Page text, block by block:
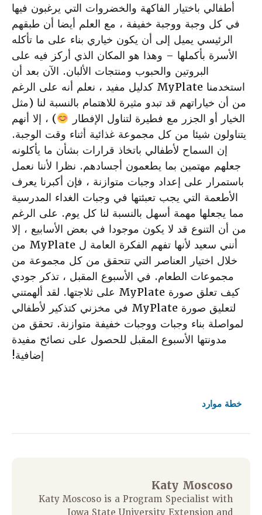
أطفالي باختيار الفاكهة والخضروات التي يرغبون فيها
في كل وجبة ووجبة خفيفة ، مع العلم أيضا أن طبقهم
الرئيسي يميل إلى أن يكون خياري بناء على ما تأكله
الأسرة بأكملها – وهذا هو المكان الذي أركز فيه على
البروتين والحبوب ومنتجات الألبان. الآن بعد أن
استخدمنا MyPlate كدليل مفيد ، نعلم أنه على الرغم
من أن خياراتهم قد تبدو مثيرة للاهتمام بالنسبة لنا (مثل
الخيار أو الجزر مع فطيرة لتناول الإفطار
) ، إلا أنهم
يتناولون شيئا من كل مجموعة غذائية أثناء وقت الوجبة.
إن السماح لأطفالي باتخاذ قرارات بشأن ما يأكلونه
جعلهم مهتمين بما يطعمون أجسادهم. نظرا لأننا نعمل
باستمرار على إعداد وجبات متوازنة ، فإن أكبرنا يعرف
الأطعمة التي يجب تعبئتها في وجبات الغداء المدرسية
مما يجعلها مهمة أسهل بالنسبة لنا كل يوم. على الرغم
من أن التنوع قد لا يكون موجودا في بعض الأسابيع ، إلا
أنني سعيد لأنها تفهم الفكرة العامة ل MyPlate من
خلال اختيار العناصر التي تتحقق من كل مجموعة من
مجموعات الطعام. في الأسبوع المقبل ، تذكر جودي
كيف تعلق صورة MyPlate على ثلاجتها. لقد ألهمتني
لتعليق صورة MyPlate في مخزني كتذكير لأطفالي
لمواصلة بناء وجبات ووجبات خفيفة متوازنة. تحقق من
مدونتها الأسبوع المقبل للحصول على نصائح مفيدة
إضافية!
خطة موارد
Katy Moscoso
Katy Moscoso is a Program Specialist with